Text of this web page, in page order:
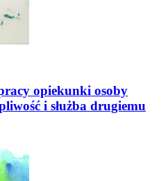
opiekunki osoby
i służba drugiemu